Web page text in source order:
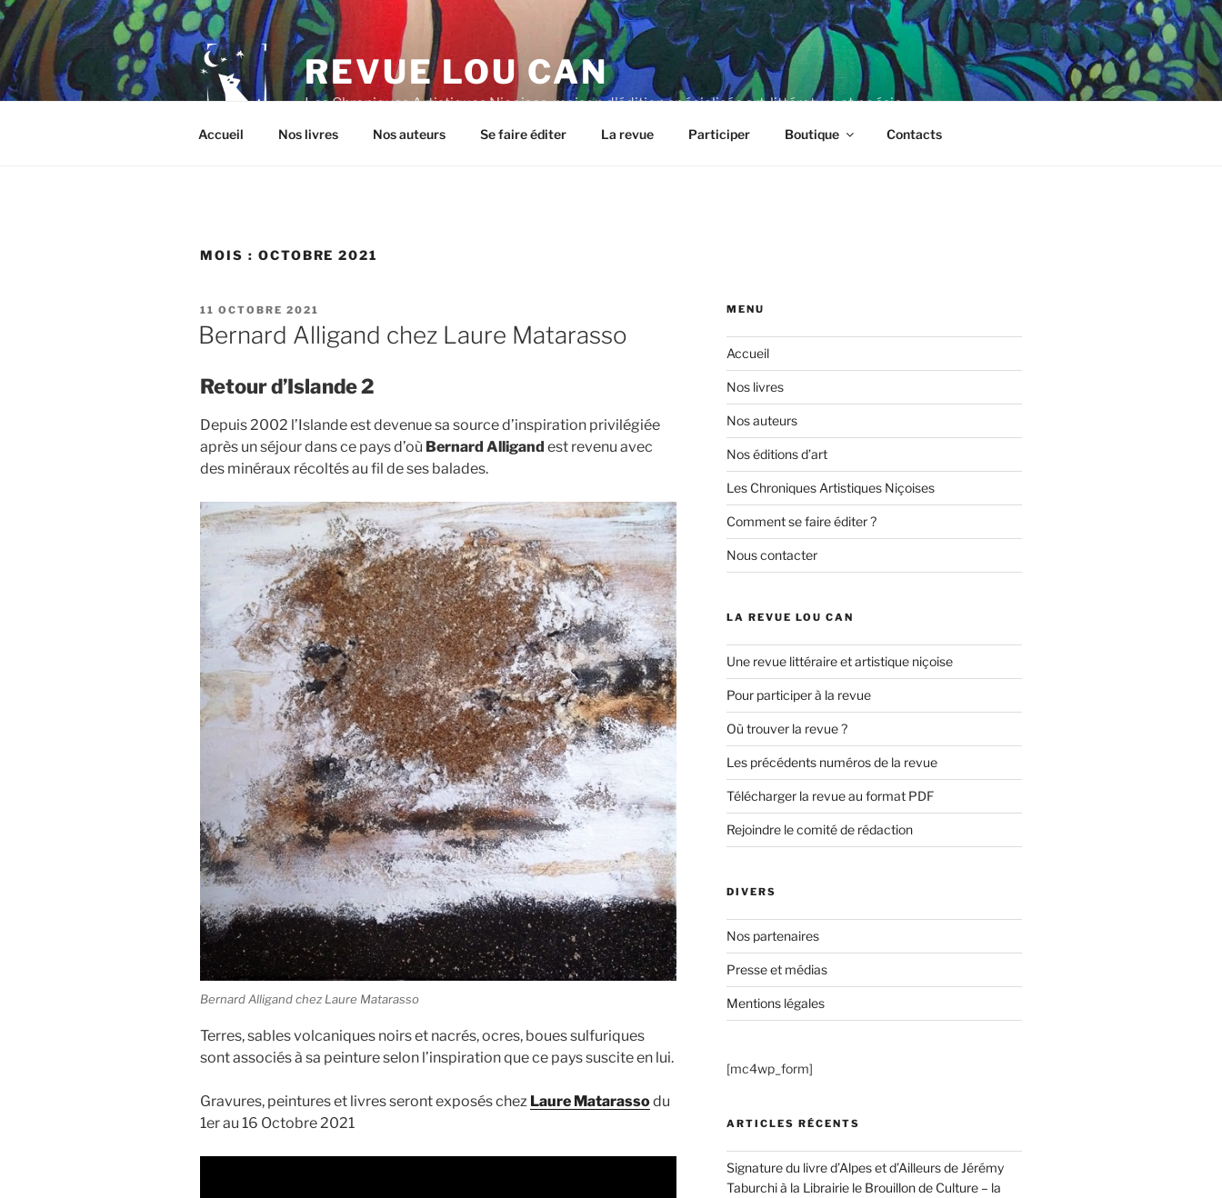
Aller
au
contenu
principal
REVUE LOU CAN
Les Chroniques Artistiques Niçoises, maison d'édition spécialisée art, littérature et poésie
Accueil Nos livres Nos auteurs Se faire éditer La revue Participer Boutique Contacts
MOIS : OCTOBRE 2021
PUBLIÉ
LE
11 OCTOBRE 2021
Bernard Alligand chez Laure Matarasso
Retour d’Islande 2
Depuis 2002 l’Islande est devenue sa source d’inspiration privilégiée
après un séjour dans ce pays d’où Bernard Alligand est revenu avec
des minéraux récoltés au fil de ses balades.
Bernard Alligand chez Laure Matarasso
Terres, sables volcaniques noirs et nacrés, ocres, boues sulfuriques
sont associés à sa peinture selon l’inspiration que ce pays suscite en lui.
Gravures, peintures et livres seront exposés chez Laure Matarassodu
1er au 16 Octobre 2021
MENU
Accueil
Nos livres
Nos auteurs
Nos éditions d’art
Les Chroniques Artistiques Niçoises
Comment se faire éditer ?
Nous contacter
LA REVUE LOU CAN
Une revue littéraire et artistique niçoise
Pour participer à la revue
Où trouver la revue ?
Les précédents numéros de la revue
Télécharger la revue au format PDF
Rejoindre le comité de rédaction
DIVERS
Nos partenaires
Presse et médias
Mentions légales
[mc4wp_form]
ARTICLES RÉCENTS
Signature du livre d’Alpes et d’Ailleurs de Jérémy
Taburchi à la Librairie le Brouillon de Culture – la